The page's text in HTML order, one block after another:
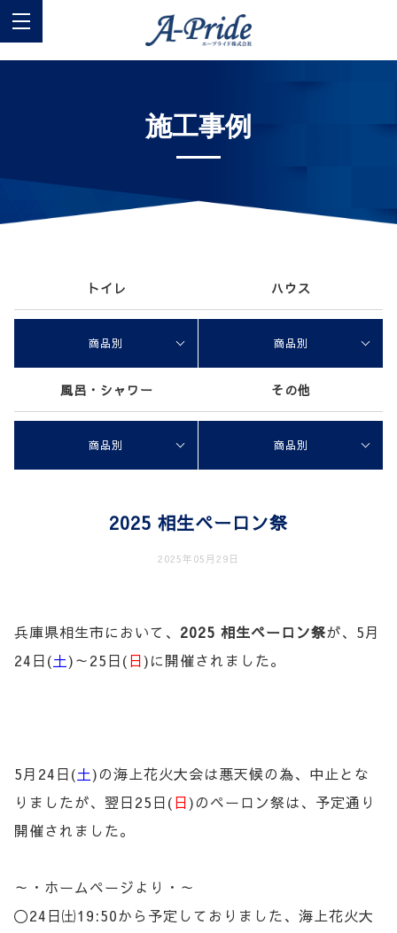
施工事例
トイレ ハウス
商品別 商品別
風呂・シャワー その他
商品別 商品別
2025 相生ペーロン祭
2025年05月29日
兵庫県相生市において、 2025 相生ペーロン祭が、5月
24日(土)～25日(日)に開催されました。
5月24日(土)の海上花火大会は悪天候の為、中止とな
りましたが、翌日25日(日)のペーロン祭は、予定通り
開催されました。
～・ホームページより・～
〇24日㈯19:50から予定しておりました、海上花火大